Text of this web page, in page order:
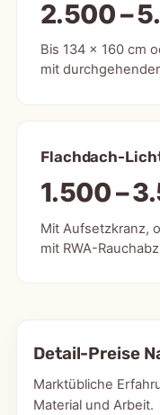
2.500 –
Bis 134 × 160 cm
mit
Flachdach-
1.500 –
Mit Aufsetzkranz,
mit RWA-
Detail-Preise
Marktübliche
Material und Arbeit.